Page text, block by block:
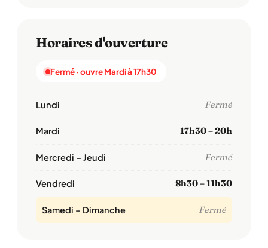
Horaires d'ouverture
Fermé · ouvre Mardi à 17h30
Lundi Fermé
Mardi 17h30 – 20h
Mercredi – Jeudi Fermé
Vendredi 8h30 – 11h30
Samedi – Dimanche Fermé